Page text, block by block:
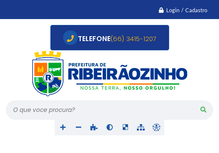
Login / Cadastro
O que voce procura?
TELEFONE(66) 3415-1207